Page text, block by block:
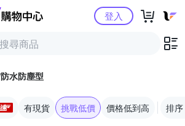
Yahoo購物中心登入
水防塵型
有現貨 挑戰低價 價格低到高 排序